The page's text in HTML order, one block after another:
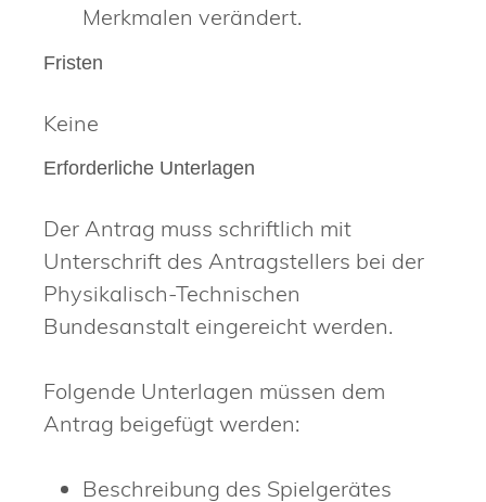
Merkmalen verändert.
Fristen
Keine
Erforderliche Unterlagen
Der Antrag muss schriftlich mit
Unterschrift des Antragstellers bei der
Physikalisch-Technischen
Bundesanstalt eingereicht werden.
Folgende Unterlagen müssen dem
Antrag beigefügt werden:
Beschreibung des Spielgerätes